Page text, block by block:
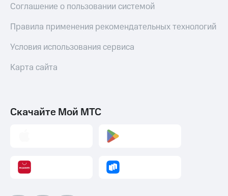
Соглашение о пользовании системой
Правила применения рекомендательных технологий
Условия использования сервиса
Карта сайта
Скачайте Мой МТС